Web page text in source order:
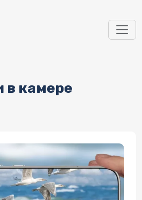
в камере